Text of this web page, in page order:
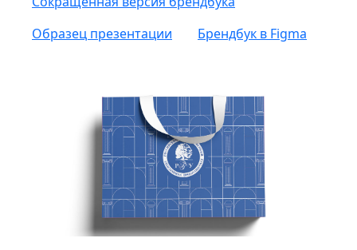
Образец презентации
Брендбук в Figma